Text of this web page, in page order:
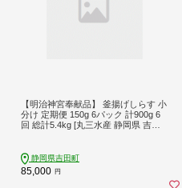
【明治神宮奉献品】 釜揚げしらす 小
分け 定期便 150g 6パック 計900g 6
回 総計5.4kg [丸三水産 静岡県 吉田
静岡県吉田町
85,000 円